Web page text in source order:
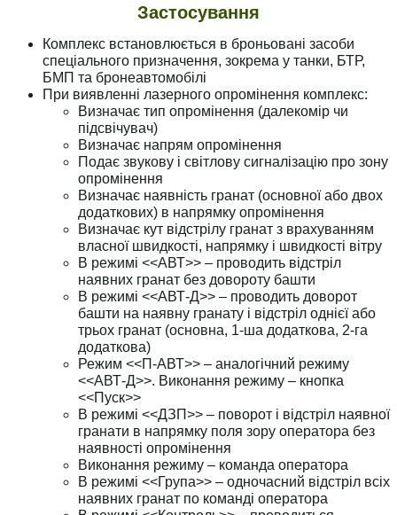
Застосування
Комплекс встановлюється в броньовані засоби
спеціального призначення, зокрема у танки, БТР,
БМП та бронеавтомобілі
При виявленні лазерного опромінення комплекс:
Визначає тип опромінення (далекомір чи
підсвічувач)
Визначає напрям опромінення
Подає звукову і світлову сигналізацію про зону
опромінення
Визначає наявність гранат (основної або двох
додаткових) в напрямку опромінення
Визначає кут відстрілу гранат з врахуванням
власної швидкості, напрямку і швидкості вітру
В режимі <<АВТ>> – проводить відстріл
наявних гранат без довороту башти
В режимі <<АВТ-Д>> – проводить доворот
башти на наявну гранату і відстріл однієї або
трьох гранат (основна, 1-ша додаткова, 2-га
додаткова)
Режим <<П-АВТ>> – аналогічний режиму
<<АВТ-Д>>. Виконання режиму – кнопка
<<Пуск>>
В режимі <<ДЗП>> – поворот і відстріл наявної
гранати в напрямку поля зору оператора без
наявності опромінення
Виконання режиму – команда оператора
В режимі <<Група>> – одночасний відстріл всіх
наявних гранат по команді оператора